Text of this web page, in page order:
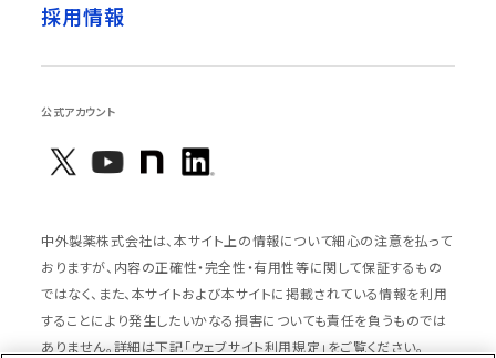
採用情報
公式アカウント
中外製薬株式会社は、本サイト上の情報について細心の注意を払って
おりますが、内容の正確性・完全性・有用性等に関して保証するもの
ではなく、また、本サイトおよび本サイトに掲載されている情報を利用
することにより発生したいかなる損害についても責任を負うものでは
ありません。詳細は下記「ウェブサイト利用規定」をご覧ください。